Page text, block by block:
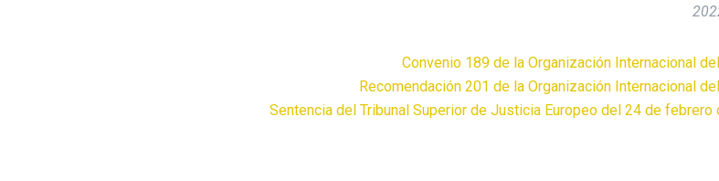
Convenio 189 de la Organización Internacional
Recomendación 201 de la Organización Internacional
Sentencia del Tribunal Superior de Justicia Europeo del 24 de febrero